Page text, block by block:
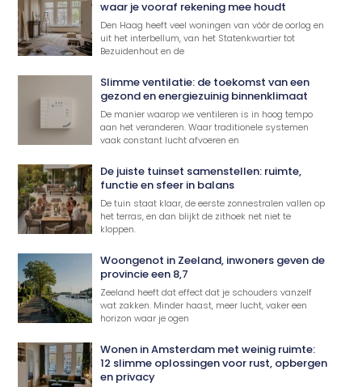
waar je vooraf rekening mee houdt
Den Haag heeft veel woningen van vóór de oorlog en
uit het interbellum, van het Statenkwartier tot
Bezuidenhout en de
Slimme ventilatie: de toekomst van een
gezond en energiezuinig binnenklimaat
De manier waarop we ventileren is in hoog tempo
aan het veranderen. Waar traditionele systemen
vaak constant lucht afvoeren en
De juiste tuinset samenstellen: ruimte,
functie en sfeer in balans
De tuin staat klaar, de eerste zonnestralen vallen op
het terras, en dan blijkt de zithoek net niet te
kloppen.
Woongenot in Zeeland, inwoners geven de
provincie een 8,7
Zeeland heeft dat effect dat je schouders vanzelf
wat zakken. Minder haast, meer lucht, vaker een
horizon waar je ogen
Wonen in Amsterdam met weinig ruimte:
12 slimme oplossingen voor rust, opbergen
en privacy